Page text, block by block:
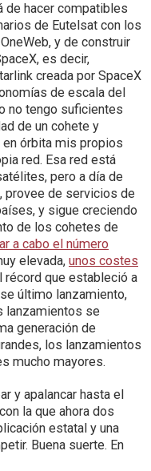
de hacer compatibles
de Eutelsat con los
y de construir
es decir,
creada por SpaceX
de escala del
no tengo suficientes
de un cohete y
en órbita mis propios
red. Esa red está
pero a día de
provee de servicios de
y sigue creciendo
de los cohetes de
a cabo el número
elevada, unos costes
récord que estableció a
último lanzamiento,
lanzamientos se
generación de
los lanzamientos
mucho mayores.
y apalancar hasta el
la que ahora dos
estatal y una
Buena suerte. En